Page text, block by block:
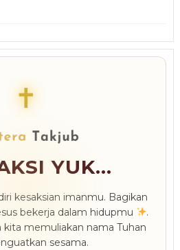
✝
YUK...
kesaksian imanmu. Bagikan
bekerja dalam hidupmu
.
kita memuliakan nama Tuhan
sesama.